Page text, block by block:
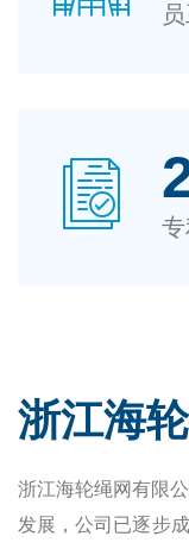
专
浙江海
浙江海轮绳网有限
发展，公司已逐步